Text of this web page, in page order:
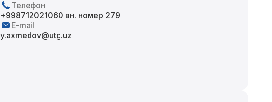
Телефон
+998712021060 вн. номер 279
E-mail
y.axmedov@utg.uz